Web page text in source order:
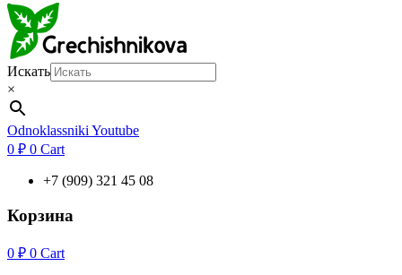
Искать
×
Odnoklassniki Youtube
0 ₽ 0 Cart
+7 (909) 321 45 08
Корзина
0 ₽ 0 Cart